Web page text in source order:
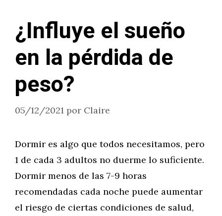
¿Influye el sueño
en la pérdida de
peso?
05/12/2021 por Claire
Dormir es algo que todos necesitamos, pero
1 de cada 3 adultos no duerme lo suficiente.
Dormir menos de las 7-9 horas
recomendadas cada noche puede aumentar
el riesgo de ciertas condiciones de salud,